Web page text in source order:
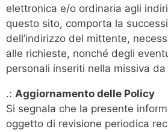
elettronica e/o ordinaria agli
questo sito, comporta la
dell’indirizzo del mittente,
alle richieste, nonché degli
personali inseriti nella missiva da
.: Aggiornamento delle Policy
Si segnala che la presente
oggetto di revisione periodica